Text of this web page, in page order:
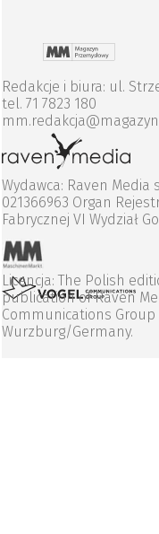
Redakcje i biura: ul.
tel. 71 7823 180
Wydawca: Raven Media
021366963 Organ
Fabrycznej VI Wydział
Licencja: The Polish
publication of Raven
Communications Group
Wurzburg/Germany.